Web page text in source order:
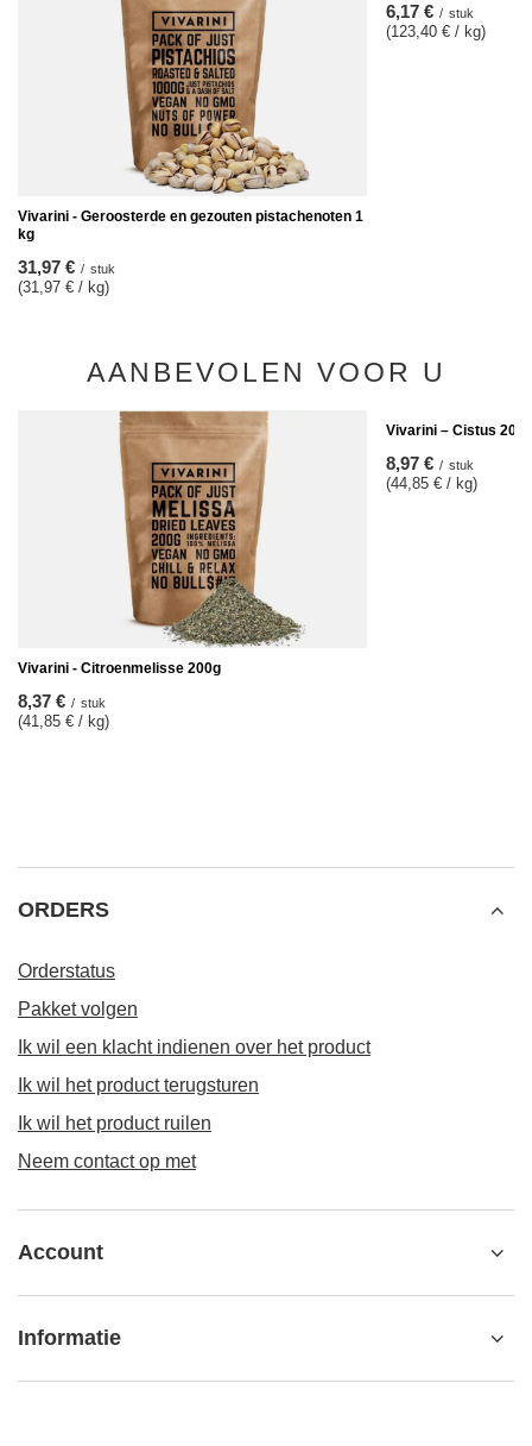
Vivarini - Geroosterde en gezouten pistachenoten 1
kg
31,97 € / stuk
(31,97 € / kg)
6,17 € / stuk
(123,40 € / kg)
AANBEVOLEN VOOR U
Vivarini - Citroenmelisse 200g
8,37 € / stuk
(41,85 € / kg)
Vivarini – Cistus 200
8,97 € / stuk
(44,85 € / kg)
ORDERS
Orderstatus
Pakket volgen
Ik wil een klacht indienen over het product
Ik wil het product terugsturen
Ik wil het product ruilen
Neem contact op met
Account
Informatie